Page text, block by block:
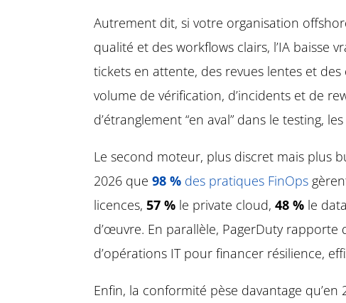
Autrement dit, si votre organisation
qualité et des workflows clairs, l’IA
tickets en attente, des revues lentes et
volume de vérification, d’incidents et de
d’étranglement “en aval” dans le testing,
Le second moteur, plus discret mais plus
2026 que 98 % des pratiques FinOps
licences, 57 % le private cloud, 48 % le
d’œuvre. En parallèle, PagerDuty
d’opérations IT pour financer résilience,
Enfin, la conformité pèse davantage